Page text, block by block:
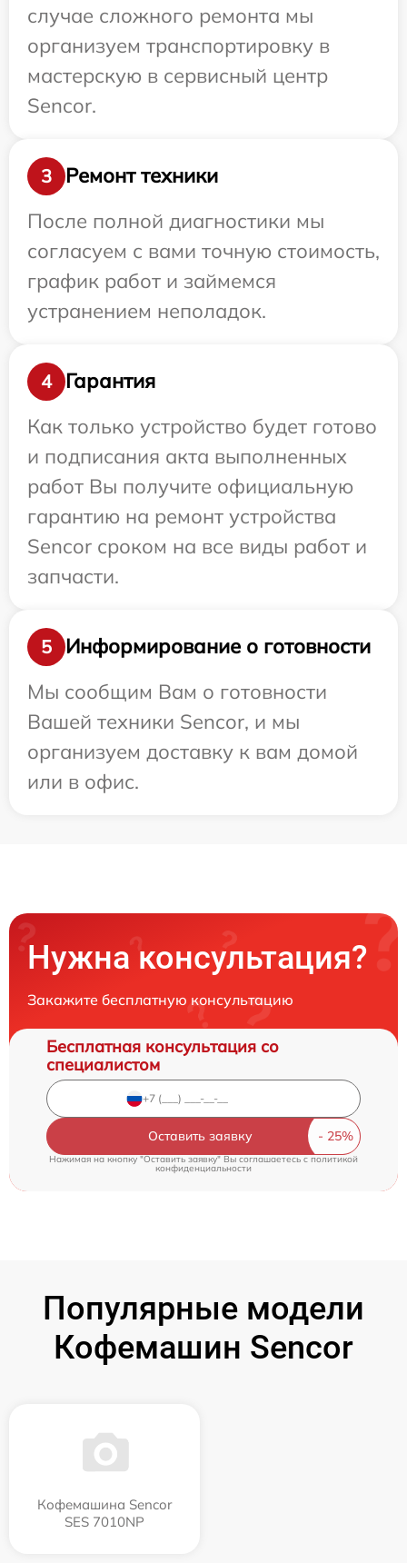
случае сложного ремонта мы
организуем транспортировку в
мастерскую в сервисный центр
Sencor.
3
Ремонт техники
После полной диагностики мы
согласуем с вами точную стоимость,
график работ и займемся
устранением неполадок.
4
Гарантия
Как только устройство будет готово
и подписания акта выполненных
работ Вы получите официальную
гарантию на ремонт устройства
Sencor сроком на все виды работ и
запчасти.
5
Информирование о готовности
Мы сообщим Вам о готовности
Вашей техники Sencor, и мы
организуем доставку к вам домой
или в офис.
Нужна консультация?
Закажите бесплатную консультацию
Бесплатная консультация со
специалистом
Оставить заявку
Нажимая на кнопку "Оставить заявку" Вы соглашаетесь cполитикой
конфиденциальности
Популярные модели
Кофемашин Sencor
Кофемашина Sencor
SES 7010NP